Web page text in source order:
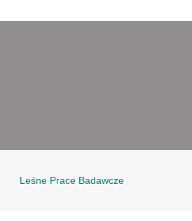
Leśne Prace Badawcze